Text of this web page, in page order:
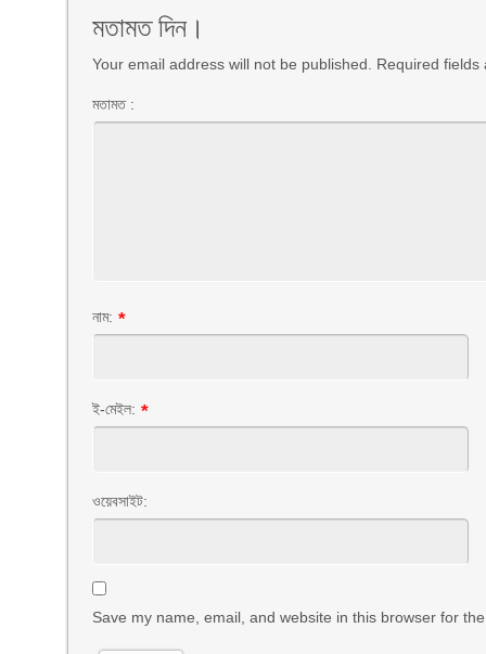
মতামত দিন।
Your email address will not be published. Required fields
মতামত :
নাম: *
ই-মেইল: *
ওয়েবসাইট:
Save my name, email, and website in this browser for